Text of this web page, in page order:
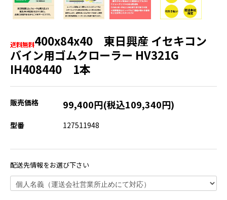
400x84x40 東日興産 イセキコン
バイン用ゴムクローラー HV321G
IH408440 1本
販売価格 99,400円(税込109,340円)
型番 127511948
配送先情報をお選び下さい